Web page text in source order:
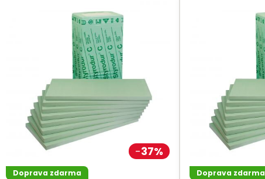
37%
Doprava zdarma Doprava zdarma